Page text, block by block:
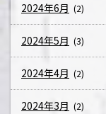
2024年6月 (2)
2024年5月 (3)
2024年4月 (2)
2024年3月 (2)